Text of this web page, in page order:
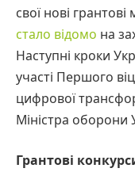
свої нові
стало відомо на
Наступні кроки
участі Першого
цифрової
Міністра
Грантові